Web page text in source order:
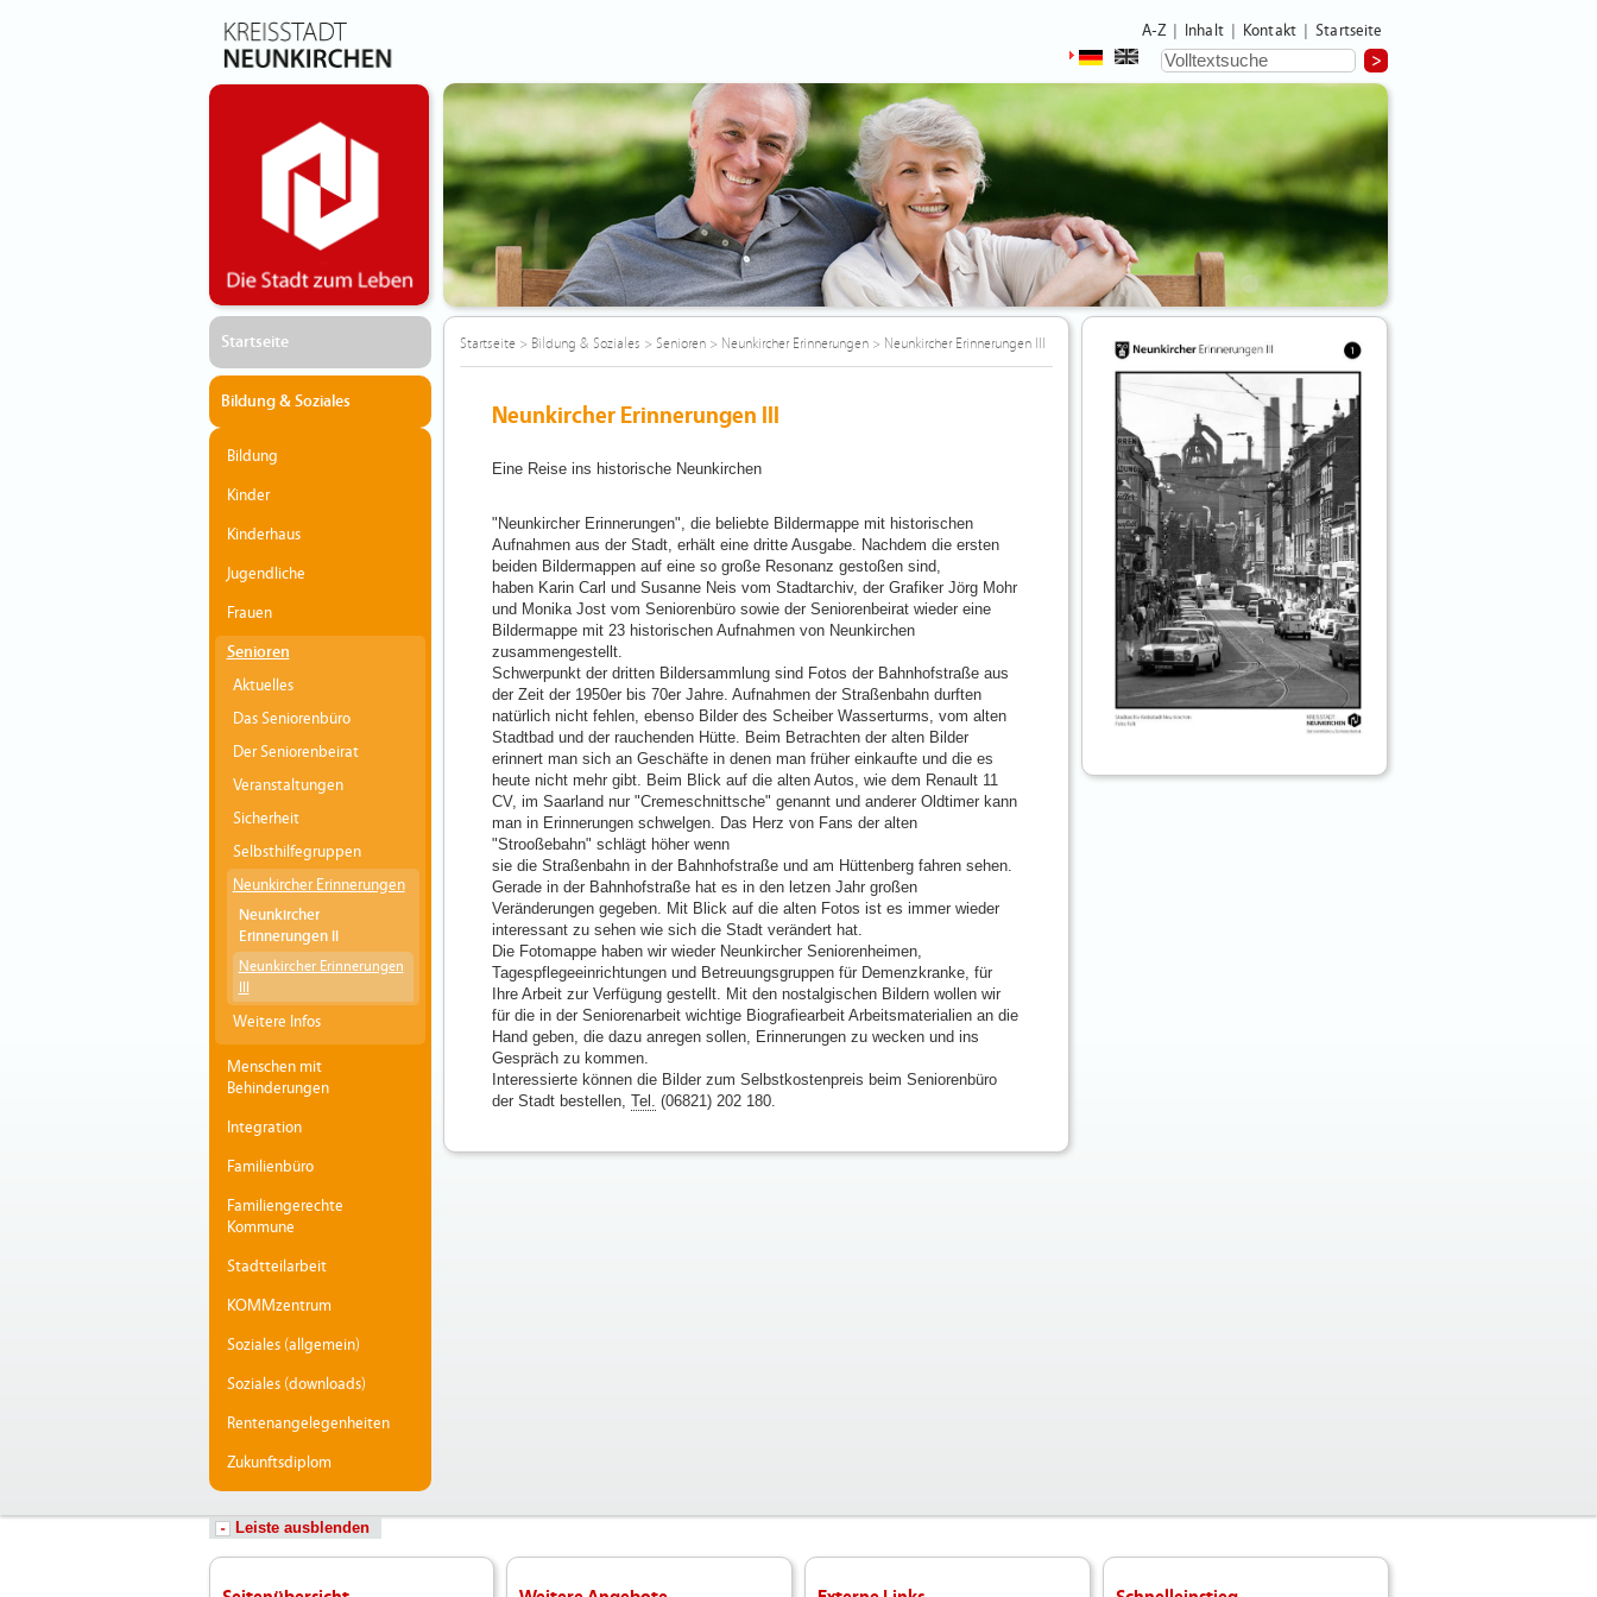
A-Z Inhalt Kontakt Startseite
Startseite
Bildung & Soziales
Bildung
Kinder
Kinderhaus
Jugendliche
Frauen
Senioren
Aktuelles
Das Seniorenbüro
Der Seniorenbeirat
Veranstaltungen
Sicherheit
Selbsthilfegruppen
Neunkircher Erinnerungen
Neunkircher
Erinnerungen II
Neunkircher Erinnerungen
Weitere Infos
Menschen mit
Behinderungen
Integration
Familienbüro
Familiengerechte
Kommune
Stadtteilarbeit
KOMMzentrum
Soziales (allgemein)
Soziales (downloads)
Rentenangelegenheiten
Zukunftsdiplom
Startseite> Bildung & Soziales > Senioren> Neunkircher Erinnerungen> Neunkircher Erinnerungen III
Neunkircher Erinnerungen III
Eine Reise ins historische Neunkirchen
"Neunkircher Erinnerungen", die beliebte Bildermappe mit historischen
Aufnahmen aus der Stadt, erhält eine dritte Ausgabe. Nachdem die ersten
beiden Bildermappen auf eine so große Resonanz gestoßen sind,
haben Karin Carl und Susanne Neis vom Stadtarchiv, der Grafiker Jörg Mohr
und Monika Jost vom Seniorenbüro sowie der Seniorenbeirat wieder eine
Bildermappe mit 23 historischen Aufnahmen von Neunkirchen
zusammengestellt.
Schwerpunkt der dritten Bildersammlung sind Fotos der Bahnhofstraße aus
der Zeit der 1950er bis 70er Jahre. Aufnahmen der Straßenbahn durften
natürlich nicht fehlen, ebenso Bilder des Scheiber Wasserturms, vom alten
Stadtbad und der rauchenden Hütte. Beim Betrachten der alten Bilder
erinnert man sich an Geschäfte in denen man früher einkaufte und die es
heute nicht mehr gibt. Beim Blick auf die alten Autos, wie dem Renault 11
CV, im Saarland nur "Cremeschnittsche" genannt und anderer Oldtimer kann
man in Erinnerungen schwelgen. Das Herz von Fans der alten
"Strooßebahn" schlägt höher wenn
sie die Straßenbahn in der Bahnhofstraße und am Hüttenberg fahren sehen.
Gerade in der Bahnhofstraße hat es in den letzen Jahr großen
Veränderungen gegeben. Mit Blick auf die alten Fotos ist es immer wieder
interessant zu sehen wie sich die Stadt verändert hat.
Die Fotomappe haben wir wieder Neunkircher Seniorenheimen,
Tagespflegeeinrichtungen und Betreuungsgruppen für Demenzkranke, für
Ihre Arbeit zur Verfügung gestellt. Mit den nostalgischen Bildern wollen wir
für die in der Seniorenarbeit wichtige Biografiearbeit Arbeitsmaterialien an die
Hand geben, die dazu anregen sollen, Erinnerungen zu wecken und ins
Gespräch zu kommen.
Interessierte können die Bilder zum Selbstkostenpreis beim Seniorenbüro
der Stadt bestellen, Tel. (06821) 202 180.
Leiste ausblenden